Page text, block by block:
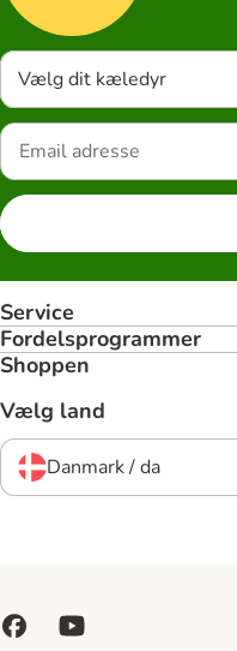
Vælg dit kæledyr
Service
Fordelsprogrammer
Shoppen
Vælg land
Danmark / da